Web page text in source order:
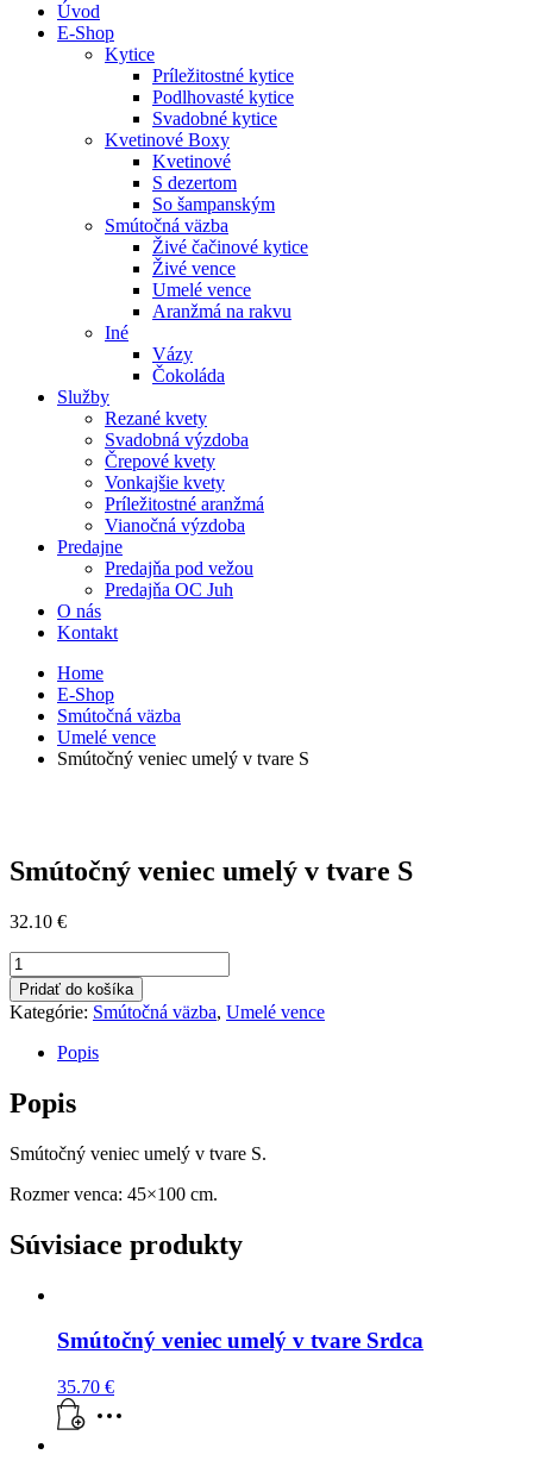
Úvod
E-Shop
Kytice
Príležitostné kytice
Podlhovasté kytice
Svadobné kytice
Kvetinové Boxy
Kvetinové
S dezertom
So šampanským
Smútočná väzba
Živé čačinové kytice
Živé vence
Umelé vence
Aranžmá na rakvu
Iné
Vázy
Čokoláda
Služby
Rezané kvety
Svadobná výzdoba
Črepové kvety
Vonkajšie kvety
Príležitostné aranžmá
Vianočná výzdoba
Predajne
Predajňa pod vežou
Predajňa OC Juh
O nás
Kontakt
Home
E-Shop
Smútočná väzba
Umelé vence
Smútočný veniec umelý v tvare S
Smútočný veniec umelý v tvare S
32.10 €
množstvo
Smútočný
veniec
umelý
S
Pridať do košíka
Kategórie: Smútočná väzba, Umelé vence
Popis
Popis
Smútočný veniec umelý v tvare S.
Rozmer venca: 45×100 cm.
Súvisiace produkty
Smútočný veniec umelý v tvare Srdca
35.70 €